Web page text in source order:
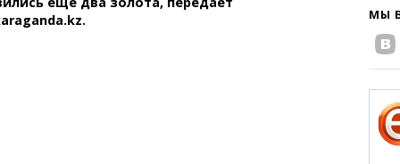
МЫ